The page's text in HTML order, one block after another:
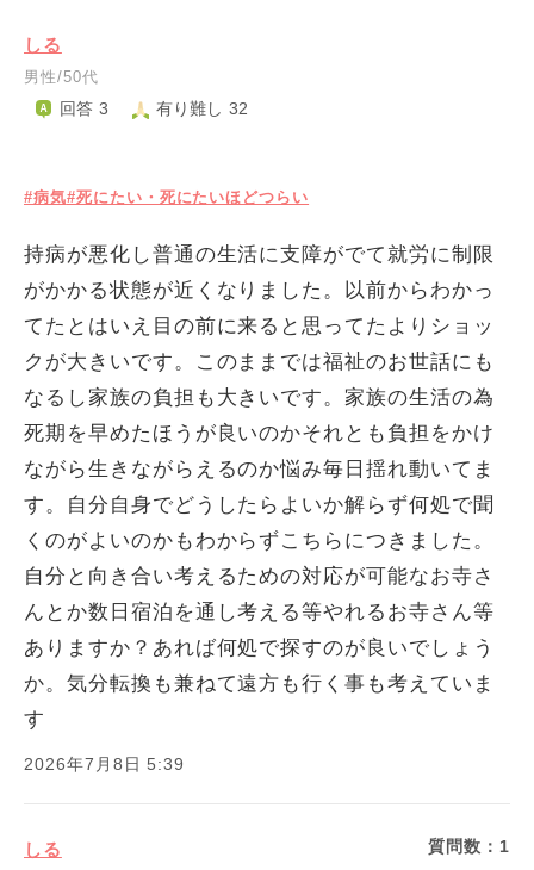
しる
男性/50代
回答 3 有り難し 32
#病気#死にたい・死にたいほどつらい
持病が悪化し普通の生活に支障がでて就労に制限
がかかる状態が近くなりました。以前からわかっ
てたとはいえ目の前に来ると思ってたよりショッ
クが大きいです。このままでは福祉のお世話にも
なるし家族の負担も大きいです。家族の生活の為
死期を早めたほうが良いのかそれとも負担をかけ
ながら生きながらえるのか悩み毎日揺れ動いてま
す。自分自身でどうしたらよいか解らず何処で聞
くのがよいのかもわからずこちらにつきました。
自分と向き合い考えるための対応が可能なお寺さ
んとか数日宿泊を通し考える等やれるお寺さん等
ありますか？あれば何処で探すのが良いでしょう
か。気分転換も兼ねて遠方も行く事も考えていま
す
2026年7月8日 5:39
しる 質問数： 1